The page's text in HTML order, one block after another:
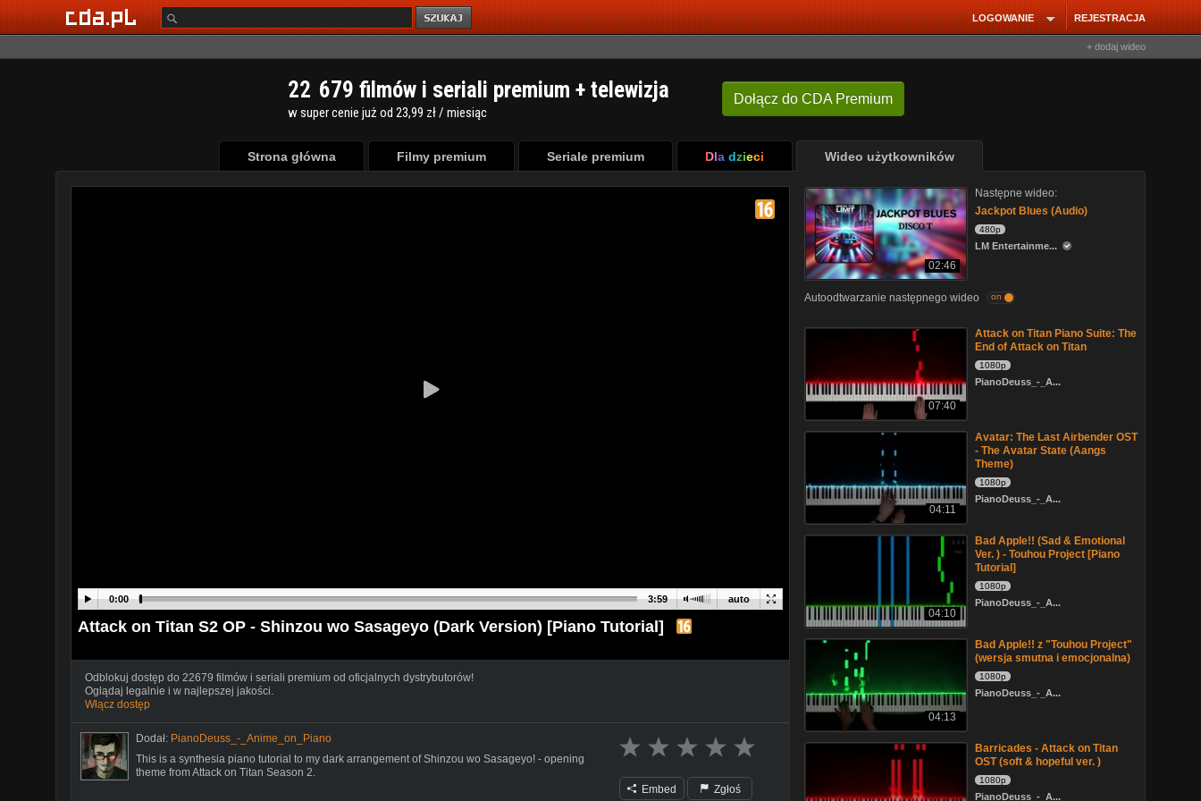
REJESTRACJA
LOGOWANIE
+ dodaj wideo
Dołącz do CDA Premium
22 679 filmów i seriali premium + telewizja
w super cenie już od 23,99 zł / miesiąc
Strona główna Filmy premium Seriale premium Dla dzieci Wideo użytkowników
auto
0:00 3:59
Attack on Titan S2 OP - Shinzou wo Sasageyo (Dark Version) [Piano Tutorial]
Odblokuj dostęp do 22679 filmów i seriali premium od oficjalnych dystrybutorów!
Oglądaj legalnie i w najlepszej jakości.
Włącz dostęp
Dodał: PianoDeuss_-_Anime_on_Piano
This is a synthesia piano tutorial to my dark arrangement of Shinzou wo Sasageyo! - opening
theme from Attack on Titan Season 2.
Embed Zgłoś
02:46
Następne wideo:
Jackpot Blues (Audio)
480p
LM Entertainme...
Autoodtwarzanie następnego wideo on
07:40
Attack on Titan Piano Suite: The
End of Attack on Titan
1080p
PianoDeuss_-_A...
04:11
Avatar: The Last Airbender OST
- The Avatar State (Aangs
Theme)
1080p
PianoDeuss_-_A...
04:10
Bad Apple!! (Sad & Emotional
Ver. ) - Touhou Project [Piano
Tutorial]
1080p
PianoDeuss_-_A...
04:13
Bad Apple!! z "Touhou Project"
(wersja smutna i emocjonalna)
1080p
PianoDeuss_-_A...
Barricades - Attack on Titan
OST (soft & hopeful ver. )
1080p
PianoDeuss_-_A...